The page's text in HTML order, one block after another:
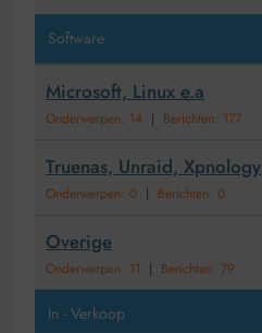
Software
Microsoft, Linux e.a
Onderwerpen: 14 | Berichten: 177
Truenas, Unraid, Xpnology
Onderwerpen: 0 | Berichten: 0
Overige
Onderwerpen: 11 | Berichten: 79
In - Verkoop